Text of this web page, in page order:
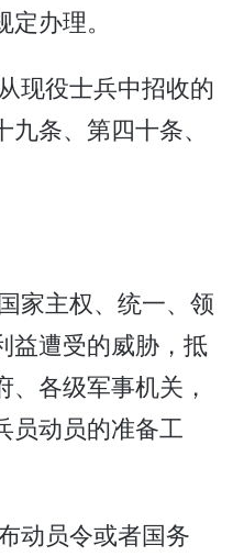
办理。
现役士兵中招收的
条、第四十条、
家主权、统一、领
益遭受的威胁，抵
各级军事机关，
员动员的准备工
动员令或者国务